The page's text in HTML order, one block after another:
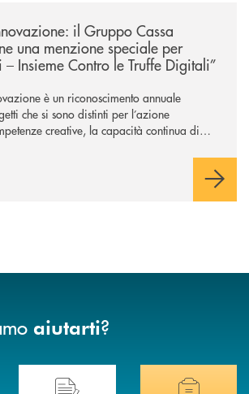
il Gruppo Cassa
una menzione speciale per
Insieme Contro le Truffe Digitali”
è un riconoscimento annuale
che si sono distinti per l’azione
creative, la capacità continua di
alla crescente velocità e complessità
aiutarti?
delle filiali di Banca di Caraglio.
Hai bisogno di assistenza immediata?
Hai bisogno di